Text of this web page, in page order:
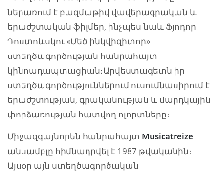
ներառում է բազմաթիվ վավերագրական և
երաժշտական ֆիլմեր, ինչպես նաև Ֆյոդոր
Դոստոևսկու «Մեծ ինկվիզիտոր»
ստեղծագործության հանրահայտ
կինոադապտացիան։Արվեստագետն իր
ստեղծագործություններում ուսումնասիրում է
երաժշտության, գրականության և մարդկային
փորձառության հատվող ոլորտները։
Միջազգայնորեն հանրահայտ Musicatreize
անսամբլը հիմնադրվել է 1987 թվականին։
Այսօր այն ստեղծագործական